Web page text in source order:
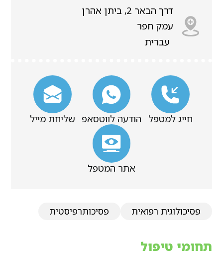
דרך הבאר 2, ביתן אהרן
עמק חפר
עברית
חייג למטפל הודעה לווטסאפ שליחת מייל
אתר המטפל
פסיכולוגית רפואית פסיכותרפיסטית
תחומי טיפול